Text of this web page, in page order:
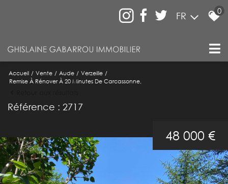
FR 0
Accueil Vente Aude
Verzeille
Remise À Rénover À 20 Minutes De Carcassonne,
Référence : 2717
48 000 €